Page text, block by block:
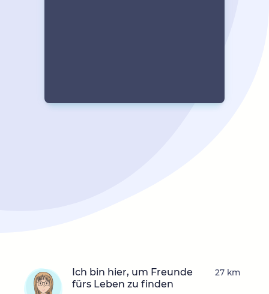
Ich bin hier, um Freunde
fürs Leben zu finden
27 km